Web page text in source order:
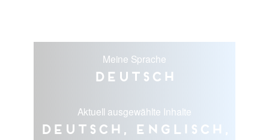
Meine Sprache
Deutsch
Aktuell ausgewählte Inhalte
Deutsch, Englisch,